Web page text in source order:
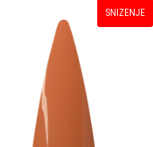
SNIZENJE